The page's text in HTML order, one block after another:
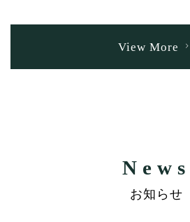
View More
News
お知らせ